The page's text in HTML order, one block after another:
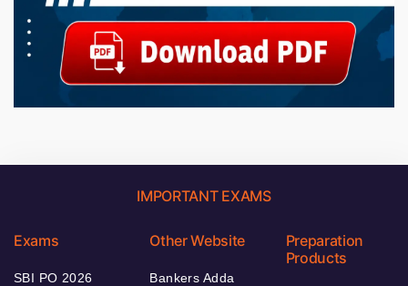
IMPORTANT EXAMS
Exams
SBI PO 2026
Other Website
Bankers Adda
Preparation
Products